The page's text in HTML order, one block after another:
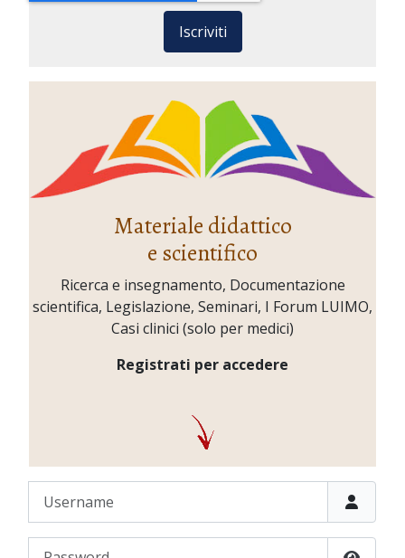
Iscriviti
Materiale didattico
e scientifico
Ricerca e insegnamento, Documentazione
scientifica, Legislazione, Seminari, I Forum LUIMO,
Casi clinici (solo per medici)
Registrati per accedere
Username
Password